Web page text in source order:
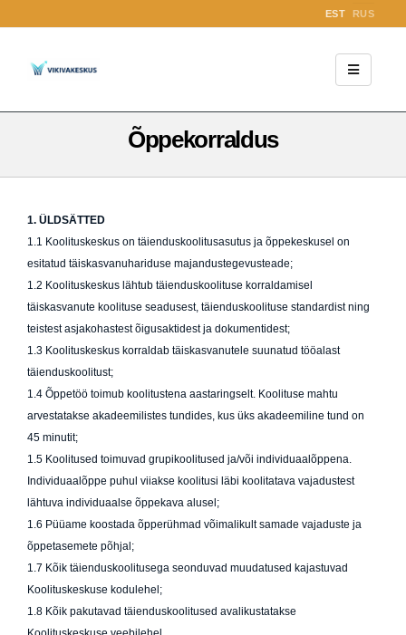
EST RUS
Õppekorraldus
1. ÜLDSÄTTED
1.1 Koolituskeskus on täienduskoolitusasutus ja õppekeskusel on
esitatud täiskasvanuhariduse majandustegevusteade;
1.2 Koolituskeskus lähtub täienduskoolituse korraldamisel
täiskasvanute koolituse seadusest, täienduskoolituse standardist ning
teistest asjakohastest õigusaktidest ja dokumentidest;
1.3 Koolituskeskus korraldab täiskasvanutele suunatud tööalast
täienduskoolitust;
1.4 Õppetöö toimub koolitustena aastaringselt. Koolituse mahtu
arvestatakse akadeemilistes tundides, kus üks akadeemiline tund on
45 minutit;
1.5 Koolitused toimuvad grupikoolitused ja/või individuaalõppena.
Individuaalõppe puhul viiakse koolitusi läbi koolitatava vajadustest
lähtuva individuaalse õppekava alusel;
1.6 Püüame koostada õpperühmad võimalikult samade vajaduste ja
õppetasemete põhjal;
1.7 Kõik täienduskoolitusega seonduvad muudatused kajastuvad
Koolituskeskuse kodulehel;
1.8 Kõik pakutavad täienduskoolitused avalikustatakse